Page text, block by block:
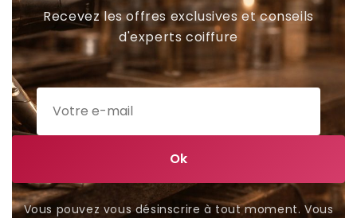
Recevez les offres exclusives et conseils
d'experts coiffure
Vous pouvez vous désinscrire à tout moment. Vous